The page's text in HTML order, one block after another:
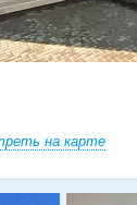
на карте